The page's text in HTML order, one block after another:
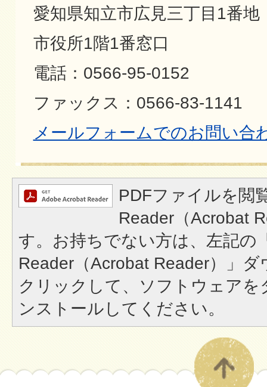
愛知県知立市広見三丁目1番地
市役所1階1番窓口
電話：0566-95-0152
ファックス：0566-83-1141
メールフォームでのお問い合
PDFファイルを閲
Reader（Acrobat
す。お持ちでない方は、左記の
Reader（Acrobat Reader）」
クリックして、ソフトウェア
ンストールしてください。